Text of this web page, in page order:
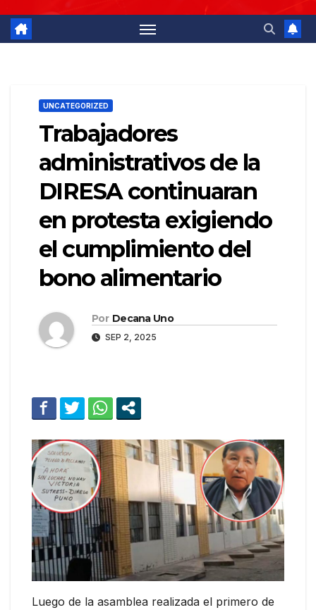
UNCATEGORIZED
Trabajadores
administrativos de la
DIRESA continuaran
en protesta exigiendo
el cumplimiento del
bono alimentario
Por Decana Uno
SEP 2, 2025
Luego de la asamblea realizada el primero de